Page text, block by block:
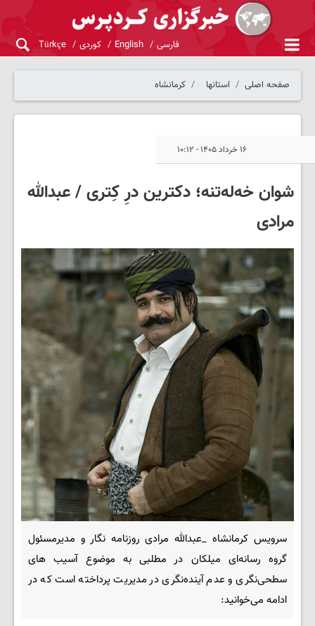
فارسی English کوردی Türkçe
صفحه اصلی استانها کرمانشاه
۱۶ خرداد ۱۴۰۵ - ۱۰:۱۲
شوان‌ خه‌له‌تنه؛ دکترین درِ کِتری / عبدالله
مرادی
سرویس کرمانشاه _عبدالله مرادی روزنامه نگار و مدیرمسئول
گروه رسانه‌ای میلکان در مطلبی به موضوع آسیب های
سطحی‌نگری و عدم آینده‌نگری در مدیریت پرداخته است که در
ادامه می‌خوانید: